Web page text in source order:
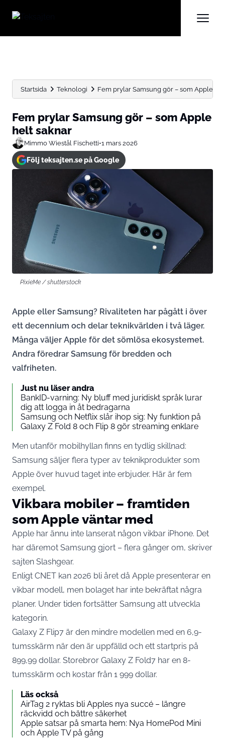
Startsida Teknologi Fem prylar Samsung gör – som Apple
Fem prylar Samsung gör – som Apple
helt saknar
Mimmo Wiestål Fischetti•1 mars 2026
Följ teksajten.se på Google
PixieMe / shutterstock
Apple eller Samsung? Rivaliteten har pågått i över
ett decennium och delar teknikvärlden i två läger.
Många väljer Apple för det sömlösa ekosystemet.
Andra föredrar Samsung för bredden och
valfriheten.
Just nu läser andra
BankID-varning: Ny bluff med juridiskt språk lurar
dig att logga in åt bedragarna
Samsung och Netflix slår ihop sig: Ny funktion på
Galaxy Z Fold 8 och Flip 8 gör streaming enklare
Men utanför mobilhyllan finns en tydlig skillnad:
Samsung säljer flera typer av teknikprodukter som
Apple över huvud taget inte erbjuder. Här är fem
exempel.
Vikbara mobiler – framtiden
som Apple väntar med
Apple har ännu inte lanserat någon vikbar iPhone. Det
har däremot Samsung gjort – flera gånger om, skriver
sajten Slashgear.
Enligt CNET kan 2026 bli året då Apple presenterar en
vikbar modell, men bolaget har inte bekräftat några
planer. Under tiden fortsätter Samsung att utveckla
kategorin.
Galaxy Z Flip7 är den mindre modellen med en 6,9-
tumsskärm när den är uppfälld och ett startpris på
899,99 dollar. Storebror Galaxy Z Fold7 har en 8-
tumsskärm och kostar från 1 999 dollar.
Läs också
AirTag 2 ryktas bli Apples nya succé – längre
räckvidd och bättre säkerhet
Apple satsar på smarta hem: Nya HomePod Mini
och Apple TV på gång